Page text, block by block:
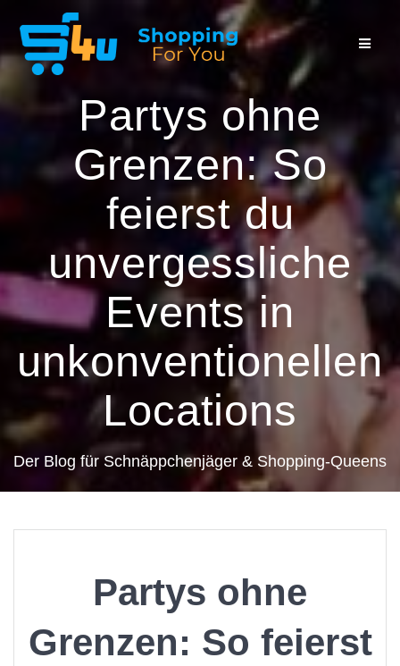
Zum
Inhalt
springen
Partys ohne
Grenzen: So
feierst du
unvergessliche
Events in
unkonventionellen
Locations
Der Blog für Schnäppchenjäger & Shopping-Queens
Partys ohne
Grenzen: So feierst